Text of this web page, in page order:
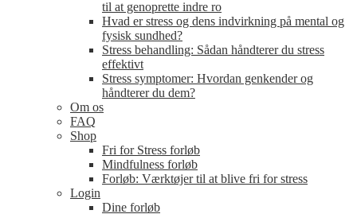
til at genoprette indre ro
Hvad er stress og dens indvirkning på mental og
fysisk sundhed?
Stress behandling: Sådan håndterer du stress
effektivt
Stress symptomer: Hvordan genkender og
håndterer du dem?
Om os
FAQ
Shop
Fri for Stress forløb
Mindfulness forløb
Forløb: Værktøjer til at blive fri for stress
Login
Dine forløb